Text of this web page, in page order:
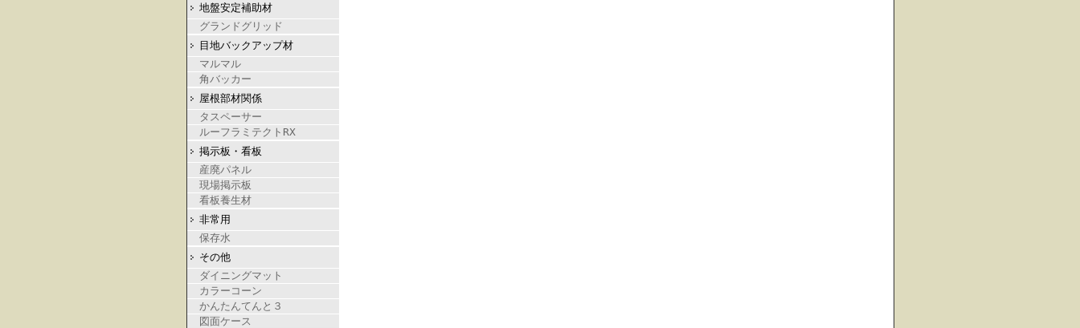
地盤安定補助材
グランドグリッド
目地バックアップ材
マルマル
角バッカー
屋根部材関係
タスペーサー
ルーフラミテクトRX
掲示板・看板
産廃パネル
現場掲示板
看板養生材
非常用
保存水
その他
ダイニングマット
カラーコーン
かんたんてんと３
図面ケース